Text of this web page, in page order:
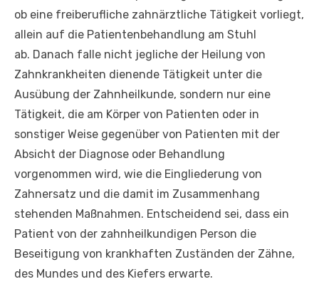
ob eine freiberufliche zahnärztliche Tätigkeit vorliegt,
allein auf die Patientenbehandlung am Stuhl
ab. Danach falle nicht jegliche der Heilung von
Zahnkrankheiten dienende Tätigkeit unter die
Ausübung der Zahnheilkunde, sondern nur eine
Tätigkeit, die am Körper von Patienten oder in
sonstiger Weise gegenüber von Patienten mit der
Absicht der Diagnose oder Behandlung
vorgenommen wird, wie die Eingliederung von
Zahnersatz und die damit im Zusammenhang
stehenden Maßnahmen. Entscheidend sei, dass ein
Patient von der zahnheilkundigen Person die
Beseitigung von krankhaften Zuständen der Zähne,
des Mundes und des Kiefers erwarte.